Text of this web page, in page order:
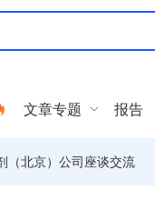
文章专题 报告
（北京）公司座谈交流